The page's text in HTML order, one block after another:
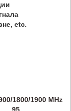
etc.
1800/1900 MHz